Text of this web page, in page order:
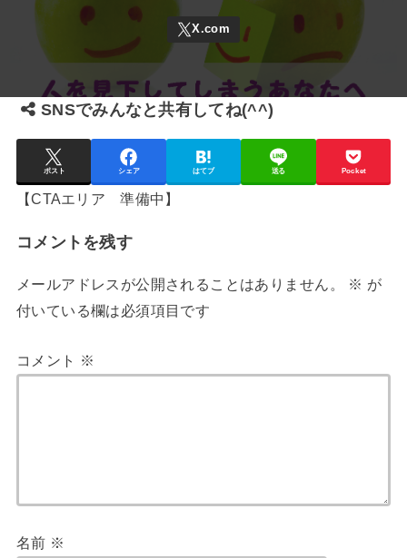
SNSでみんなと共有してね(^^)
ポスト シェア はてブ 送る Pocket
【CTAエリア 準備中】
コメントを残す
メールアドレスが公開されることはありません。 ※ が
付いている欄は必須項目です
コメント ※
名前 ※